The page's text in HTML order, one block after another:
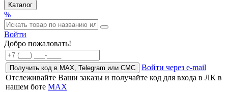
Каталог
%
Войти
Добро пожаловать!
Получить код в MAX, Telegram или СМС
Войти через e-mail
Отслеживайте Ваши заказы и получайте код для входа в ЛК в
нашем боте MAX